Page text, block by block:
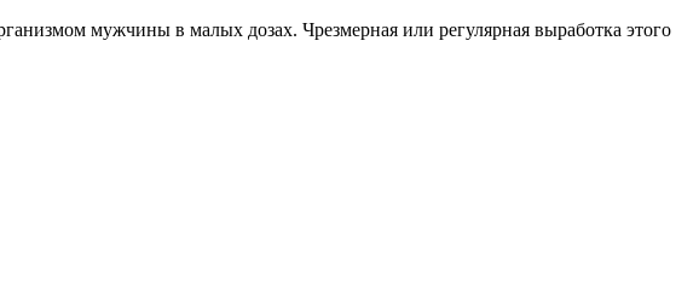
мужчины в малых дозах. Чрезмерная или регулярная выработка этого